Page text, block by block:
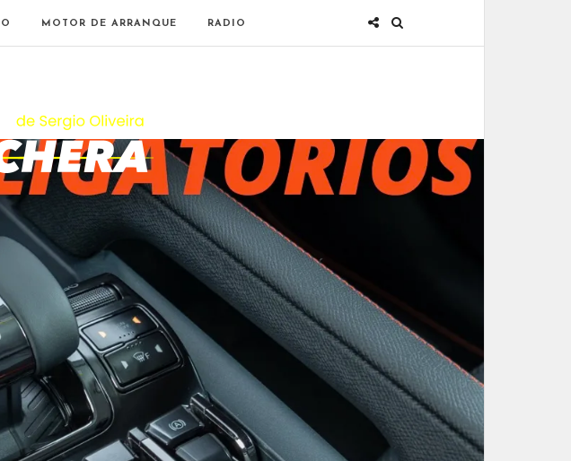
MOTOR DE ARRANQUE RADIO